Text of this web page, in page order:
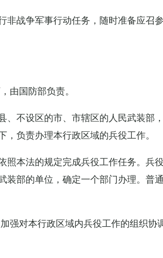
战争军事行动任务，随时准备应召参
由国防部负责。
、不设区的市、市辖区的人民武装部
负责办理本行政区域的兵役工作。
照本法的规定完成兵役工作任务。兵
装部的单位，确定一个部门办理。普
强对本行政区域内兵役工作的组织协